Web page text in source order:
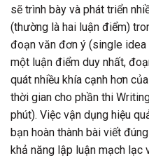
sẽ trình bày và phát triển
(thường là hai luận điểm)
đoạn văn đơn ý (single
một luận điểm duy nhất,
quát nhiều khía cạnh hơn
thời gian cho phần thi
phút). Việc vận dụng hiệu
bạn hoàn thành bài viết
khả năng lập luận mạch lạc